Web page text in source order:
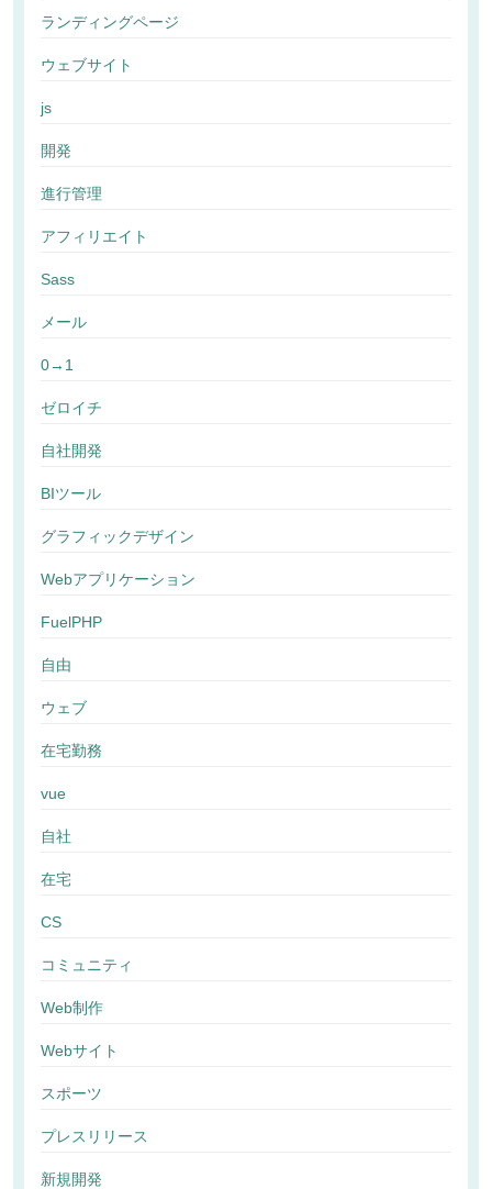
ランディングページ
ウェブサイト
js
開発
進行管理
アフィリエイト
Sass
メール
0→1
ゼロイチ
自社開発
BIツール
グラフィックデザイン
Webアプリケーション
FuelPHP
自由
ウェブ
在宅勤務
vue
自社
在宅
CS
コミュニティ
Web制作
Webサイト
スポーツ
プレスリリース
新規開発